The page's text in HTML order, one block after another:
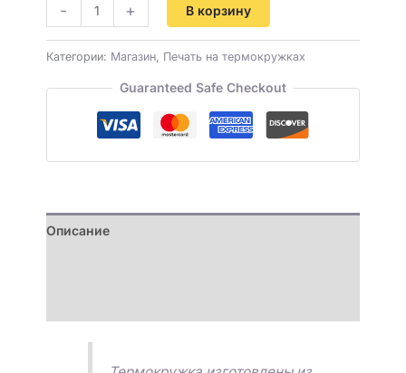
- + В корзину
Категории: Магазин, Печать на термокружках
Guaranteed Safe Checkout
Описание